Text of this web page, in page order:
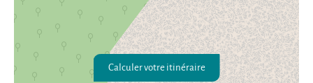
Calculer votre itinéraire